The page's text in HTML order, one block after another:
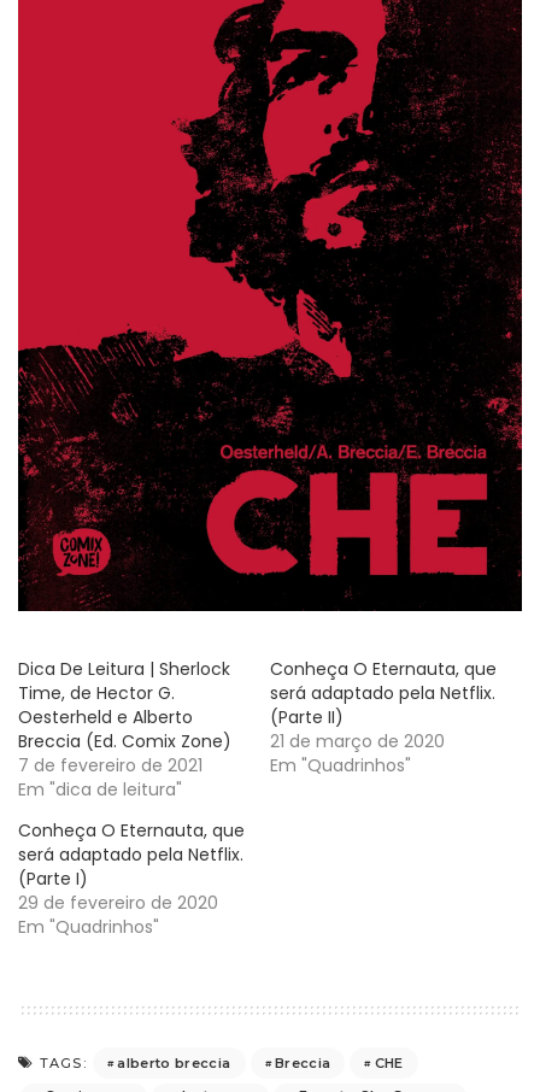
Dica De Leitura | Sherlock
Time, de Hector G.
Oesterheld e Alberto
Breccia (Ed. Comix Zone)
7 de fevereiro de 2021
Em "dica de leitura"
Conheça O Eternauta, que
será adaptado pela Netflix.
(Parte II)
21 de março de 2020
Em "Quadrinhos"
Conheça O Eternauta, que
será adaptado pela Netflix.
(Parte I)
29 de fevereiro de 2020
Em "Quadrinhos"
TAGS: alberto breccia Breccia
CHE